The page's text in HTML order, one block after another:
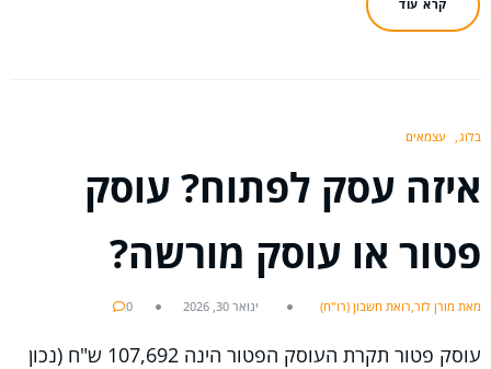
קרא עוד
בלוג עצמאים
איזה עסק לפתוח? עוסק
פטור או עוסק מורשה?
מאת מורן לזר,רואת חשבון (רו"ח) ינואר 30, 2026 0
עוסק פטור תקרת העוסק הפטור הינה 107,692 ש"ח (נכון